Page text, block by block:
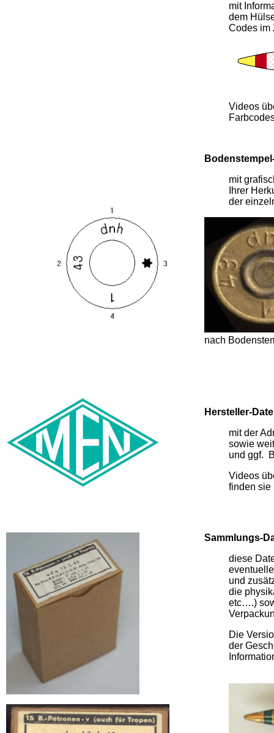
mit
dem
Codes im
Videos
mit
Ihrer
der
nach
Hersteller-
mit der
sowie
und ggf.
Videos
finden sie
Sammlungs-
diese
und
die
etc….)
Die
der